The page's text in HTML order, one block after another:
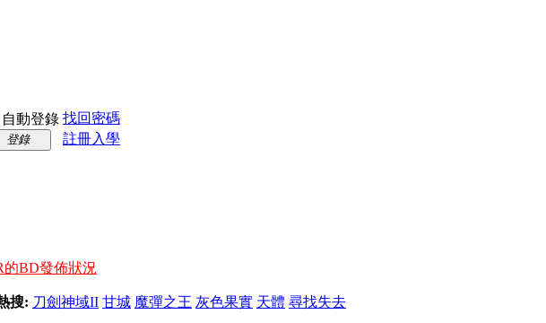
自動登錄 找回密碼
登錄
註冊入學
BD發佈狀況
搜: 刀劍神域II 甘城 魔彈之王 灰色果實 天體 尋找失去